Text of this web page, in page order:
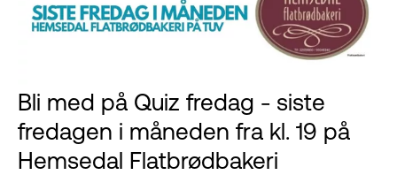
Bli med på Quiz fredag - siste
fredagen i måneden fra kl. 19 på
Hemsedal Flatbrødbakeri